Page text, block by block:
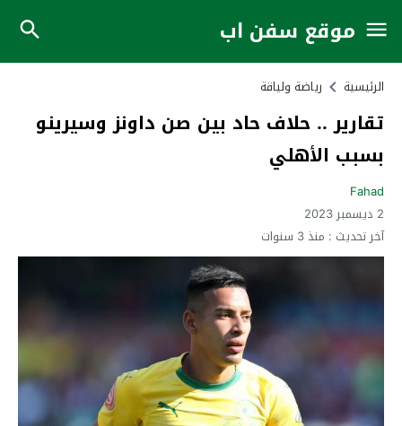
موقع سفن اب
الرئيسية رياضة ولياقة
تقارير .. حلاف حاد بين صن داونز وسيرينو
بسبب الأهلي
Fahad
2 ديسمبر 2023
آخر تحديث : منذ 3 سنوات